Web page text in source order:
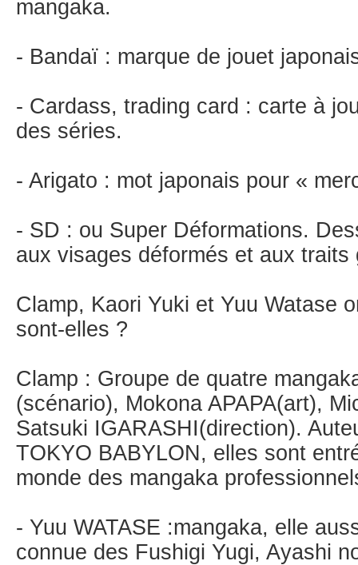
mangaka.
- Bandaï : marque de jouet
- Cardass, trading card : carte à
des séries.
- Arigato : mot japonais pour «
- SD : ou Super Déformations.
aux visages déformés et aux traits
Clamp, Kaori Yuki et Yuu Watase
sont-elles ?
Clamp : Groupe de quatre
(scénario), Mokona APAPA(art),
Satsuki IGARASHI(direction).
TOKYO BABYLON, elles sont
monde des mangaka
- Yuu WATASE :mangaka, elle
connue des Fushigi Yugi, Ayashi